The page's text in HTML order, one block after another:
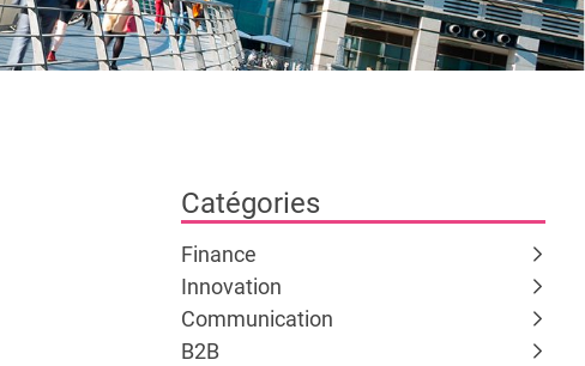
Catégories
Finance
Innovation
Communication
B2B